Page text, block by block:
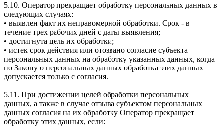
5.10. Оператор прекращает обработку персональных данных в
следующих случаях:
• выявлен факт их неправомерной обработки. Срок - в
течение трех рабочих дней с даты выявления;
• достигнута цель их обработки;
• истек срок действия или отозвано согласие субъекта
персональных данных на обработку указанных данных, когда
по Закону о персональных данных обработка этих данных
допускается только с согласия.
5.11. При достижении целей обработки персональных
данных, а также в случае отзыва субъектом персональных
данных согласия на их обработку Оператор прекращает
обработку этих данных, если: